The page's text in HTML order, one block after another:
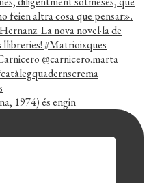
1974) és engin